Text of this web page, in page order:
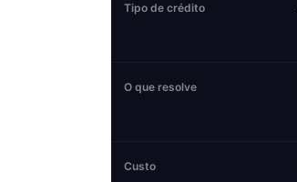
Tipo de crédito
O que resolve
Custo